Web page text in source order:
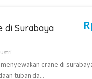
di Surabaya
crane di
tuban da...